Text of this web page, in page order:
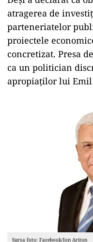
atragerea de
parteneriatelor
proiectele
concretizat. Presa
ca un politician
apropiaților lui Emil
Sursa foto: Facebook/Ion Ariton